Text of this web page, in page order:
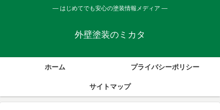
― はじめてでも安心の塗装情報メディア ―
外壁塗装のミカタ
ホーム プライバシーポリシー
サイトマップ